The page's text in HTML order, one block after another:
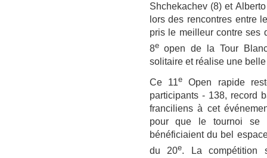
Shchekachev (8) et
lors des rencontres entre
pris le meilleur contre ses
8eopen de la Tour
solitaire et réalise une
Ce 11eOpen rapide
participants - 138, record
franciliens à cet
pour que le tournoi se
bénéficiaient du bel
du 20e. La compétition